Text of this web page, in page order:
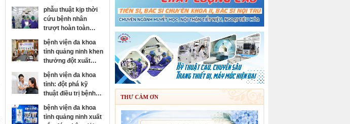
và rối loạn nhịp tim
phẫu thuật kịp thời
cứu bệnh nhân
trượt hoàn toàn
thân đốt sống, sốc
tủy nặng
bệnh viện đa khoa
tỉnh quảng ninh khen
thưởng đột xuất
đơn nguyên đột quỵ
đạt danh hiệu kim
cương của hội đột
quỵ thế giới
bệnh viện đa khoa
tỉnh: đột phá kỹ
thuật điều trị bệnh
da liễu
bệnh viện đa khoa
tỉnh quảng ninh xuất
THƯ CẢM ƠN